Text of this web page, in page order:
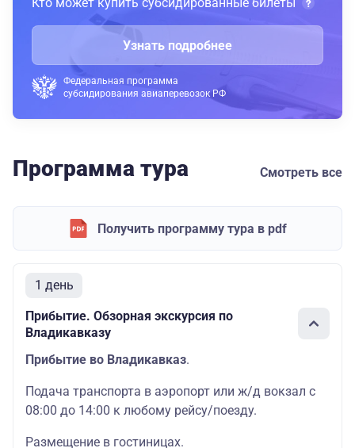
Узнать подробнее
Федеральная программа
субсидирования авиаперевозок РФ
Программа тура Смотреть все
Получить программу тура в pdf
1 день
Прибытие. Обзорная экскурсия по
Владикавказу
Прибытие во Владикавказ.
Подача транспорта в аэропорт или ж/д вокзал с
08:00 до 14:00 к любому рейсу/поезду.
Размещение в гостиницах.